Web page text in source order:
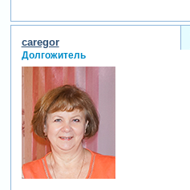
caregor
Долгожитель